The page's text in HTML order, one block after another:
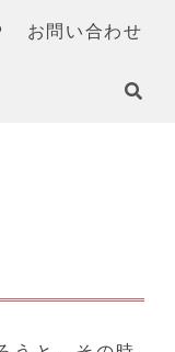
お問い合わせ